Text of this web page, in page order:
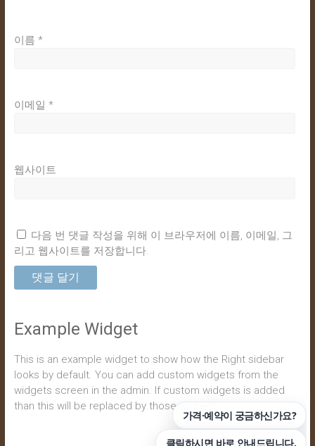
이름 *
이메일 *
웹사이트
다음 번 댓글 작성을 위해 이 브라우저에 이름, 이메일, 그
리고 웹사이트를 저장합니다.
Example Widget
This is an example widget to show how the Right sidebar
looks by default. You can add custom widgets from the
widgets screen in the admin. If custom widgets is added
than this will be replaced by those widgets